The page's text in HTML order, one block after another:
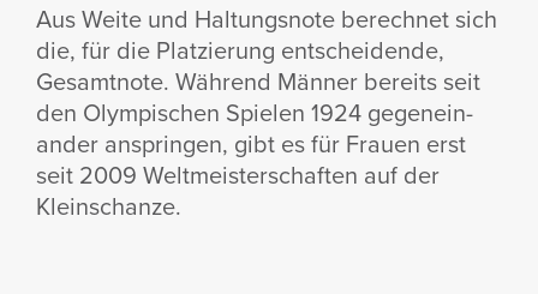
Aus Weite und Haltungs­note berechnet sich
die, für die Plat­zie­rung entschei­dende,
Gesamt­note. Während Männer bereits seit
den Olym­pi­schen Spielen 1924 gegen­ein­
ander anspringen, gibt es für Frauen erst
seit 2009 Welt­meis­ter­schaften auf der
Klein­schanze.